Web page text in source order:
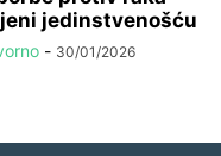
jedinstvenošću
- 30/01/2026